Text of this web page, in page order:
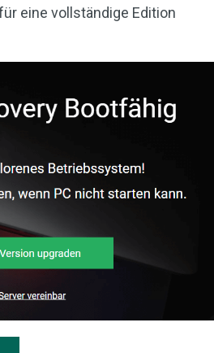
eine vollständige Edition